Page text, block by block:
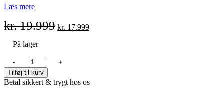
Læs mere
kr.19.999 Original
price
kr. 17.999
price
På lager
Tunturi
Tornio
E7
antal
-
+
Tilføj til kurv
Betal sikkert & trygt hos os